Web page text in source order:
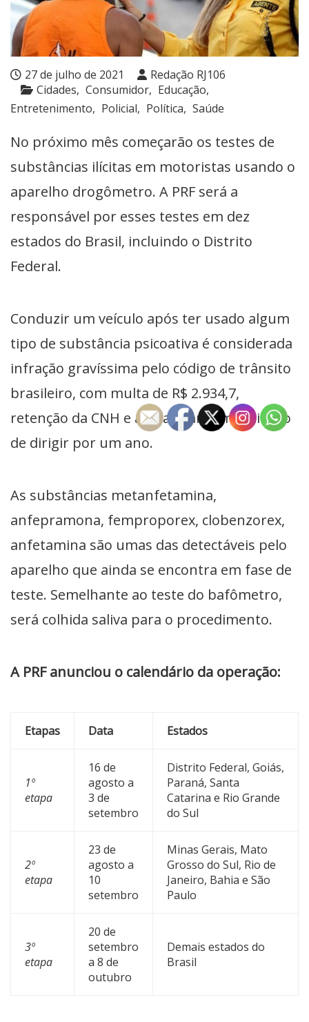
27 de julho de 2021
Redação RJ106
Cidades
Consumidor
Educação
Entretenimento
Policial Política Saúde
No próximo mês começarão os testes de
substâncias ilícitas em motoristas usando o
aparelho drogômetro. A PRF será a
responsável por esses testes em dez
estados do Brasil, incluindo o Distrito
Federal.
Conduzir um veículo após ter usado algum
tipo de substância psicoativa é considerada
infração gravíssima pelo código de trânsito
brasileiro, com multa de R$ 2.934,7,
retenção da CNH e ainda ficar sem o direito
de dirigir por um ano.
As substâncias metanfetamina,
anfepramona, femproporex, clobenzorex,
anfetamina são umas das detectáveis pelo
aparelho que ainda se encontra em fase de
teste. Semelhante ao teste do bafômetro,
será colhida saliva para o procedimento.
A PRF anunciou o calendário da operação:
Etapas Data Estados
1º
etapa
16 de
agosto a
3 de
setembro
Distrito Federal, Goiás,
Paraná, Santa
Catarina e Rio Grande
do Sul
2º
etapa
23 de
agosto a
10
setembro
Minas Gerais, Mato
Grosso do Sul, Rio de
Janeiro, Bahia e São
Paulo
3º
etapa
20 de
setembro
a 8 de
outubro
Demais estados do
Brasil